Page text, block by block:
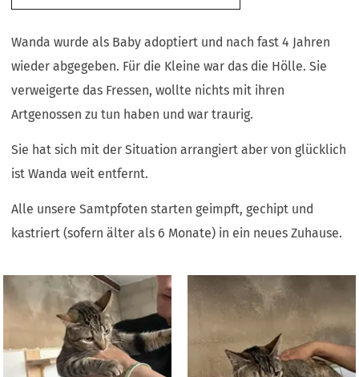
Wanda wurde als Baby adoptiert und nach fast 4 Jahren
wieder abgegeben. Für die Kleine war das die Hölle. Sie
verweigerte das Fressen, wollte nichts mit ihren
Artgenossen zu tun haben und war traurig.
Sie hat sich mit der Situation arrangiert aber von glücklich
ist Wanda weit entfernt.
Alle unsere Samtpfoten starten geimpft, gechipt und
kastriert (sofern älter als 6 Monate) in ein neues Zuhause.